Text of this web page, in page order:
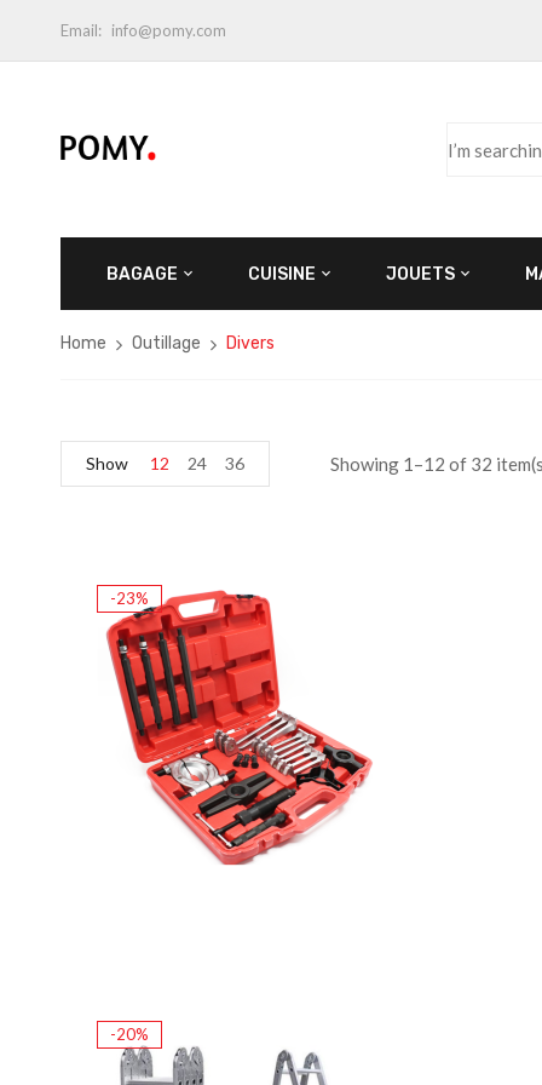
Email: info@pomy.com
BAGAGE CUISINE JOUETS
Home Outillage Divers
Showing 1–12 of 32
Show 12 24 36
-23%
-20%